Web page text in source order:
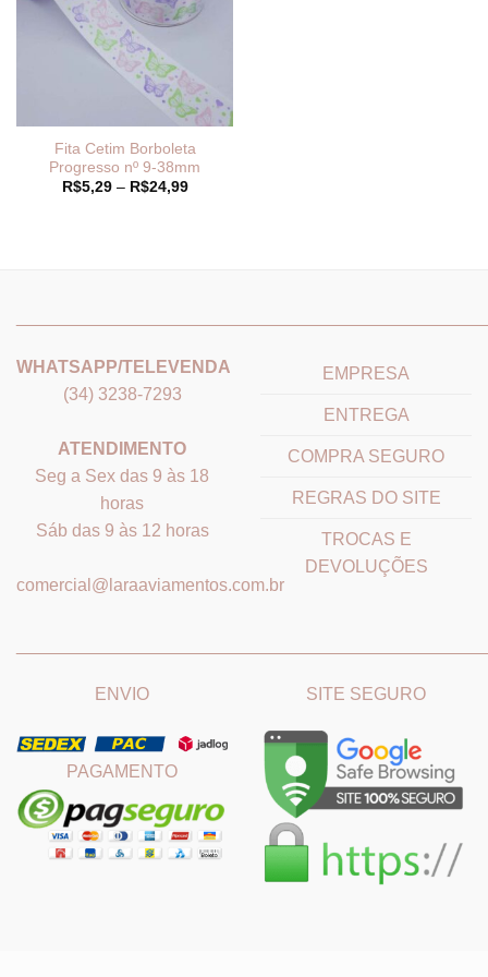
Fita Cetim Borboleta
Progresso nº 9-38mm
R$5,29 – R$24,99Faixa
WHATSAPP/TELEVENDA
(34) 3238-7293
ATENDIMENTO
Seg a Sex das 9 às 18
horas
Sáb das 9 às 12 horas
comercial@laraaviamentos.com.br
EMPRESA
ENTREGA
COMPRA SEGURO
REGRAS DO SITE
TROCAS E
DEVOLUÇÕES
ENVIO
PAGAMENTO
SITE SEGURO